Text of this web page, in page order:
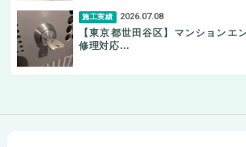
施工実績 2026.07.08
【東京都世田谷区】マンションエ
修理対応…